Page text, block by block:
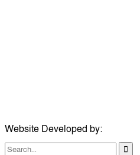
Website Developed by: